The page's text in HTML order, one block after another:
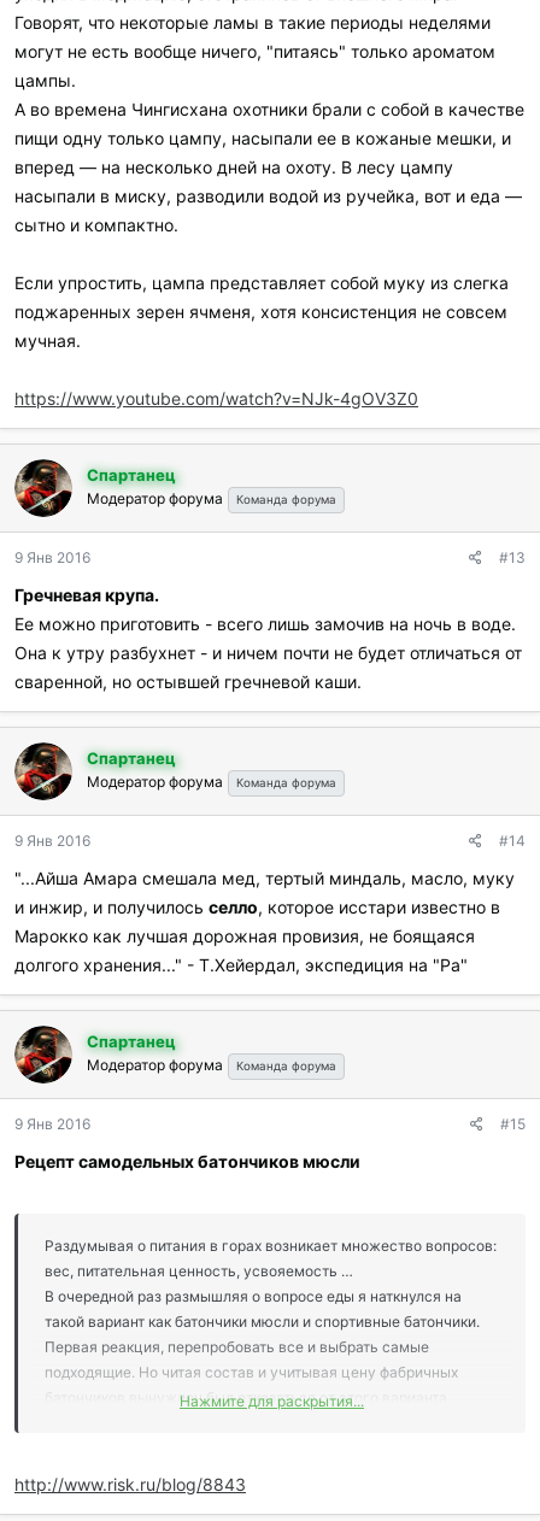
Говорят, что некоторые ламы в такие периоды неделями
могут не есть вообще ничего, "питаясь" только ароматом
цампы.
А во времена Чингисхана охотники брали с собой в качестве
пищи одну только цампу, насыпали ее в кожаные мешки, и
вперед — на несколько дней на охоту. В лесу цампу
насыпали в миску, разводили водой из ручейка, вот и еда —
сытно и компактно.
Если упростить, цампа представляет собой муку из слегка
поджаренных зерен ячменя, хотя консистенция не совсем
мучная.
https://www.youtube.com/watch?v=NJk-4gOV3Z0
Спартанец
Модератор форума Команда форума
9 Янв 2016 #13
Гречневая крупа.
Ее можно приготовить - всего лишь замочив на ночь в воде.
Она к утру разбухнет - и ничем почти не будет отличаться от
сваренной, но остывшей гречневой каши.
Спартанец
Модератор форума Команда форума
9 Янв 2016 #14
"...Айша Амара смешала мед, тертый миндаль, масло, муку
и инжир, и получилось селло, которое исстари известно в
Марокко как лучшая дорожная провизия, не боящаяся
долгого хранения..." - Т.Хейердал, экспедиция на "Ра"
Спартанец
Модератор форума Команда форума
9 Янв 2016 #15
Рецепт самодельных батончиков мюсли
Раздумывая о питания в горах возникает множество вопросов:
вес, питательная ценность, усвояемость …
В очередной раз размышляя о вопросе еды я наткнулся на
такой вариант как батончики мюсли и спортивные батончики.
Первая реакция, перепробовать все и выбрать самые
подходящие. Но читая состав и учитывая цену фабричных
батончиков вынужден был отказаться от этого варианта.
вес не есть целесообразным. Задумался над вариантом а не
смогу ли я сделать этот продукт самостоятельно.
Нажмите для раскрытия...
http://www.risk.ru/blog/8843